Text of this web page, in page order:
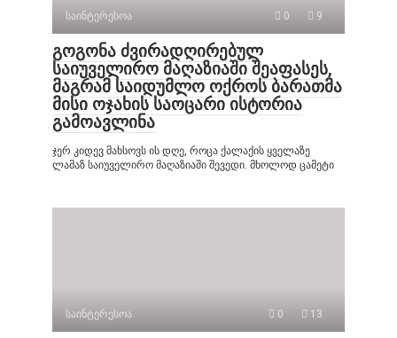
საინტერესოა 0 9
გოგონა ძვირადღირებულ
საიუველირო მაღაზიაში შეაფასეს,
მაგრამ საიდუმლო ოქროს ბარათმა
მისი ოჯახის საოცარი ისტორია
გამოავლინა
ჯერ კიდევ მახსოვს ის დღე, როცა ქალაქის ყველაზე
ლამაზ საიუველირო მაღაზიაში შევედი. მხოლოდ ცამეტი
საინტერესოა 0 13